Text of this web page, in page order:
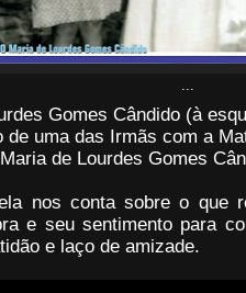
Gomes Cândido (à
de uma das Irmãs com a
de Lourdes Gomes
nos conta sobre o que
e seu sentimento para
e laço de amizade.